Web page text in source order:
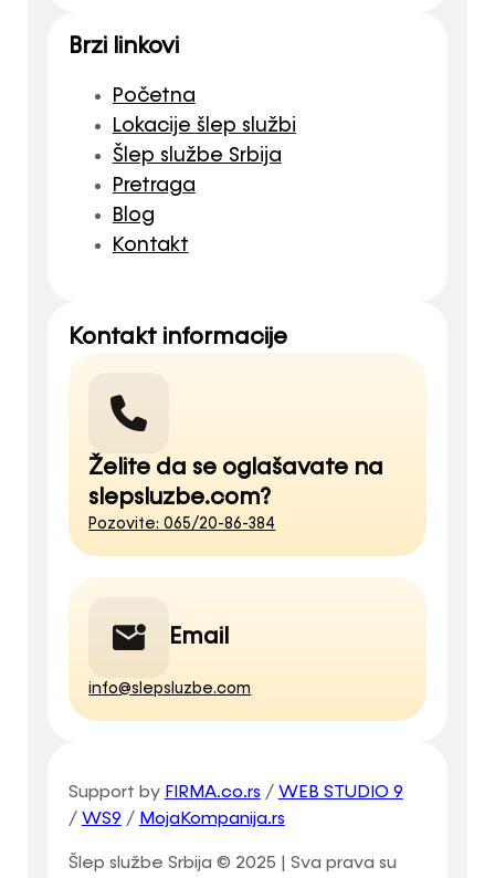
Brzi linkovi
Početna
Lokacije šlep službi
Šlep službe Srbija
Pretraga
Blog
Kontakt
Kontakt informacije
Želite da se oglašavate na
slepsluzbe.com?
Pozovite: 065/20-86-384
Email
info@slepsluzbe.com
Šlep službe Srbija © 2025 | Sva prava su
Support by FIRMA.co.rs / WEB STUDIO 9
/ WS9 / MojaKompanija.rs